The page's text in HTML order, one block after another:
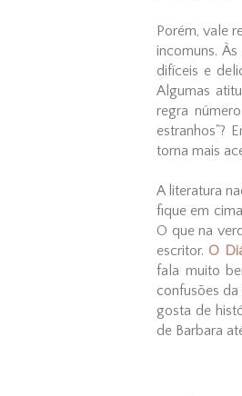
Porém, vale
incomuns.
difíceis e
Algumas
regra
estranhos"?
torna mais
A literatura
fique em
O que na
escritor. O
fala muito
confusões
gosta de
de Barbara